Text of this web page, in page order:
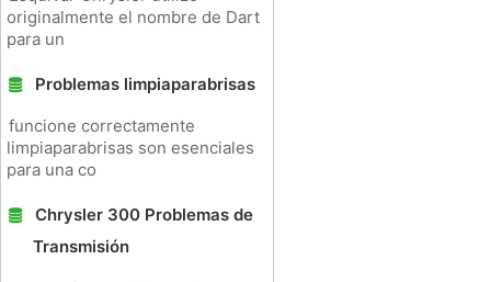
originalmente el nombre de Dart
para un
Problemas limpiaparabrisas
funcione correctamente
limpiaparabrisas son esenciales
para una co
Chrysler 300 Problemas de
Transmisión